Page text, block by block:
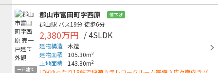
一戸建て
郡山市富田町字西原 値下げ
郡山駅 バス19分徒歩6分
2,380万円 / 4SLDK
建物構造 木造
建物面積
105.30m2
土地面積 143.80m2